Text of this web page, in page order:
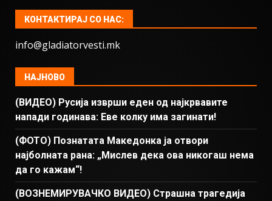
КОНТАКТИРАЈ СО НАС:
info@gladiatorvesti.mk
НАЈНОВО
(ВИДЕО) Русија изврши еден од најкрвавите
напади годинава: Еве колку има загинати!
(ФОТО) Познатата Македонка ја отвори
најболната рана: „Мислев дека ова никогаш нема
да го кажам“!
(ВОЗНЕМИРУВАЧКО ВИДЕО) Страшна трагедија